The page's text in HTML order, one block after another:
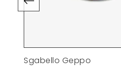
Sgabello Geppo